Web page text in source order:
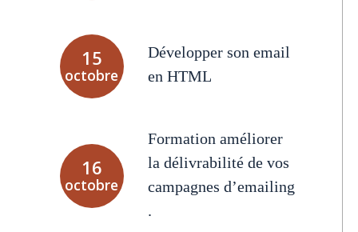
15
octobre
Développer son email
en HTML
16
octobre
Formation améliorer
la délivrabilité de vos
campagnes d’emailing
.